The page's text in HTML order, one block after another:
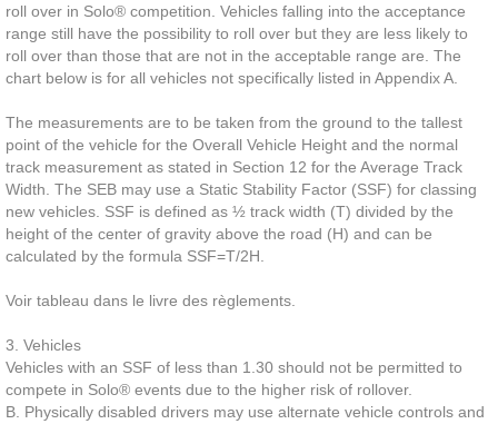
roll over in Solo® competition. Vehicles falling into the acceptance
range still have the possibility to roll over but they are less likely to
roll over than those that are not in the acceptable range are. The
chart below is for all vehicles not specifically listed in Appendix A.
The measurements are to be taken from the ground to the tallest
point of the vehicle for the Overall Vehicle Height and the normal
track measurement as stated in Section 12 for the Average Track
Width. The SEB may use a Static Stability Factor (SSF) for classing
new vehicles. SSF is defined as ½ track width (T) divided by the
height of the center of gravity above the road (H) and can be
calculated by the formula SSF=T/2H.
Voir tableau dans le livre des règlements.
3. Vehicles
Vehicles with an SSF of less than 1.30 should not be permitted to
compete in Solo® events due to the higher risk of rollover.
B. Physically disabled drivers may use alternate vehicle controls and